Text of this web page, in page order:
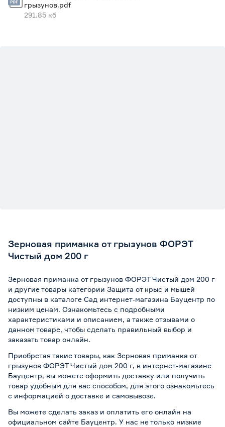
грызунов.pdf
291.85 кб
Зерновая приманка от грызунов ФОРЭТ
Чистый дом 200 г
Зерновая приманка от грызунов ФОРЭТ Чистый дом 200 г
и другие товары категории Защита от крыс и мышей
доступны в каталоге Сад интернет-магазина Бауцентр по
низким ценам. Ознакомьтесь с подробными
характеристиками и описанием, а также отзывами о
данном товаре, чтобы сделать правильный выбор и
заказать товар онлайн.
Приобретая такие товары, как Зерновая приманка от
грызунов ФОРЭТ Чистый дом 200 г, в интернет-магазине
Бауцентр, вы можете оформить доставку или получить
товар удобным для вас способом, для этого ознакомьтесь
с информацией о доставке и самовывозе.
Вы можете сделать заказ и оплатить его онлайн на
официальном сайте Бауцентр. У нас не только низкие